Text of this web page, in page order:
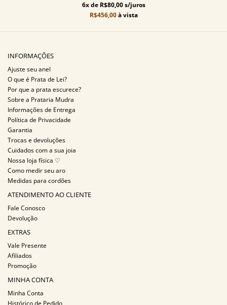
6x de R$80,00 s/juros
R$456,00à vista
INFORMAÇÕES
Ajuste seu anel
O que é Prata de Lei?
Por que a prata escurece?
Sobre a Prataria Mudra
Informações de Entrega
Política de Privacidade
Garantia
Trocas e devoluções
Cuidados com a sua joia
Nossa loja física ♡
Como medir seu aro
Medidas para cordões
ATENDIMENTO AO CLIENTE
Fale Conosco
Devolução
EXTRAS
Vale Presente
Afiliados
Promoção
MINHA CONTA
Minha Conta
Histórico de Pedido